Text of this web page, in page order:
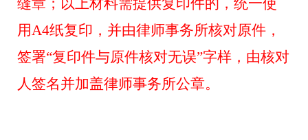
缝章；以上材料需提供复印件的，统一使
用A4纸复印，并由律师事务所核对原件，
签署“复印件与原件核对无误”字样，由核对
人签名并加盖律师事务所公章。